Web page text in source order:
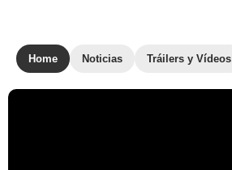
Home Noticias Tráilers y Vídeos